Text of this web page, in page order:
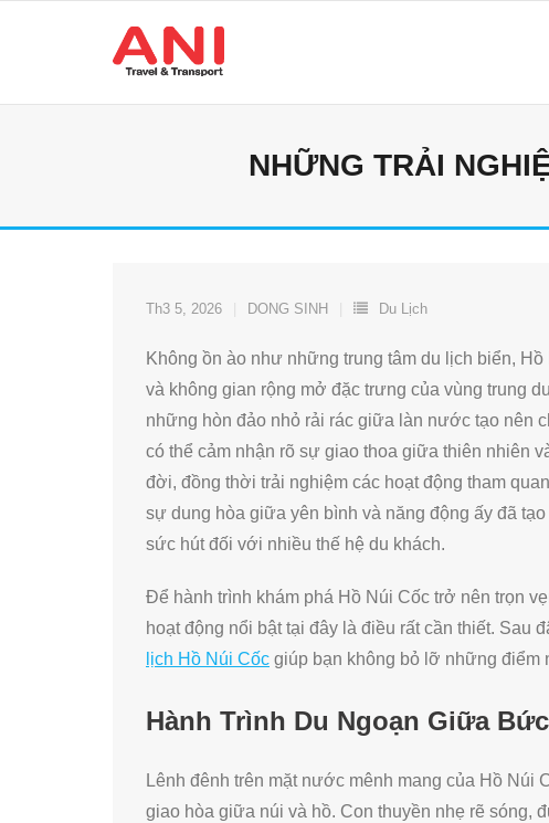
NHỮNG TRẢI
Th3 5, 2026 DONG SINH Du Lịch
Không ồn ào như những trung tâm du lịch biển,
và không gian rộng mở đặc trưng của vùng trung
những hòn đảo nhỏ rải rác giữa làn nước tạo nên
có thể cảm nhận rõ sự giao thoa giữa thiên nhiên
đời, đồng thời trải nghiệm các hoạt động tham
sự dung hòa giữa yên bình và năng động ấy đã
sức hút đối với nhiều thế hệ du khách.
Để hành trình khám phá Hồ Núi Cốc trở nên trọn
hoạt động nổi bật tại đây là điều rất cần thiết. Sau
lịch Hồ Núi Cốc giúp bạn không bỏ lỡ những điểm
Hành Trình Du Ngoạn Giữa
Lênh đênh trên mặt nước mênh mang của Hồ Núi
giao hòa giữa núi và hồ. Con thuyền nhẹ rẽ sóng,